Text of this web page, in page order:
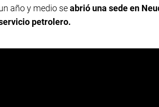
año y medio seabrió una sede en
petrolero.